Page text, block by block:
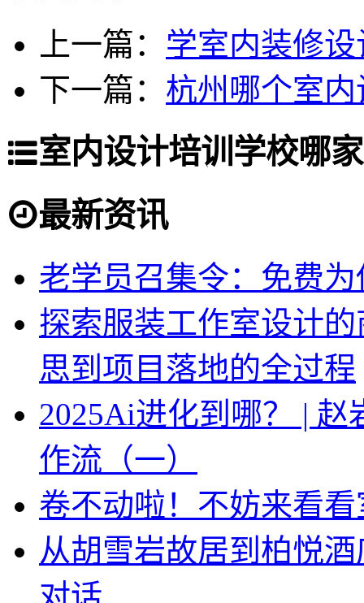
上一篇： 学室内装修
下一篇： 杭州哪个室
室内设计培训学校哪
最新资讯
老学员召集令：免费
探索服装工作室设计
思到项目落地的全过程
2025Ai进化到哪？ |
作流（一）
卷不动啦！不妨来看
从胡雪岩故居到柏悦
对话